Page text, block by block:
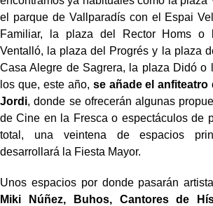
el parque de Vallparadís con el Espai
Familiar, la plaza del Rector Homs o
Ventalló, la plaza del Progrés y la plaza
Casa Alegre de Sagrera, la plaza Didó o
los que, este año, se añade el
Jordi, donde se ofrecerán algunas
de Cine en la Fresca o espectáculos de
total, una veintena de espacios
desarrollará la Fiesta Mayor.
Unos espacios por donde pasarán
Miki Núñez, Buhos, Cantores de